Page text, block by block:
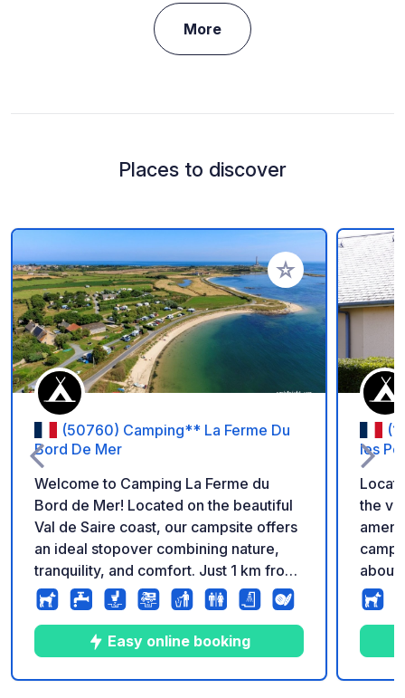
More
Places to discover
Add to your
(50760) Camping** La Ferme Du
Bord De Mer
Welcome to Camping La Ferme du
Bord de Mer! Located on the beautiful
Val de Saire coast, our campsite offers
an ideal stopover combining nature,
tranquility, and comfort. Just 1 km from
Barfleur (accessible via the coastal
path) and a 30-minute walk from the
famous Gatteville lighthouse, enjoy a
prime location just steps from a
peaceful beach. Opening dates: From
Easy online booking
les
the
about
to
the